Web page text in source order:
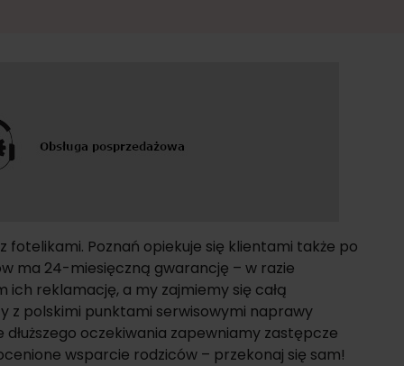
fotelikami. Poznań opiekuje się klientami także po
ma 24-miesięczną gwarancję – w razie
ich reklamację, a my zajmiemy się całą
z polskimi punktami serwisowymi naprawy
oczekiwania zapewniamy zastępcze
wsparcie rodziców – przekonaj się sam!